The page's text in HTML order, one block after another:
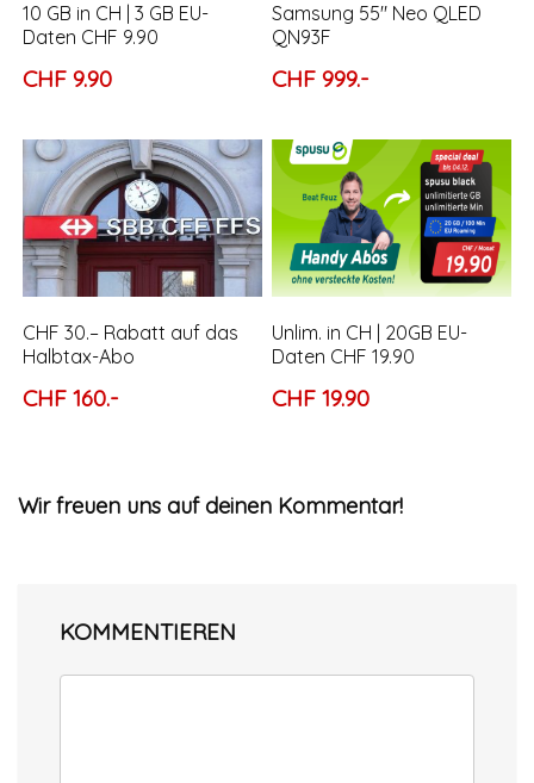
10 GB in CH | 3 GB EU-
Daten CHF 9.90
CHF 9.90
Samsung 55″ Neo QLED
QN93F
CHF 999.-
CHF 30.– Rabatt auf das
Halbtax-Abo
CHF 160.-
Unlim. in CH | 20GB EU-
Daten CHF 19.90
CHF 19.90
Wir freuen uns auf deinen Kommentar!
KOMMENTIEREN